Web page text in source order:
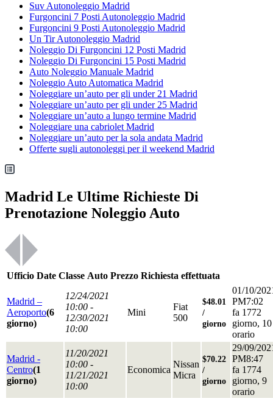
Suv Autonoleggio Madrid
Furgoncini 7 Posti Autonoleggio Madrid
Furgoncini 9 Posti Autonoleggio Madrid
Un Tir Autonoleggio Madrid
Noleggio Di Furgoncini 12 Posti Madrid
Noleggio Di Furgoncini 15 Posti Madrid
Auto Noleggio Manuale Madrid
Noleggio Auto Automatica Madrid
Noleggiare un’auto per gli under 21 Madrid
Noleggiare un’auto per gli under 25 Madrid
Noleggiare un’auto a lungo termine Madrid
Noleggiare una cabriolet Madrid
Noleggiare un’auto per la sola andata Madrid
Offerte sugli autonoleggi per il weekend Madrid
Madrid Le Ultime Richieste Di
Prenotazione Noleggio Auto
Ufficio Date Classe Auto Prezzo Richiesta effettuata
Madrid –
Aeroporto(6
giorno)
12/24/2021
10:00 -
12/30/2021
10:00
Mini
Fiat
500
$48.01
/
giorno
01/10/
PM7:02
fa 1772
giorno, 10
orario
Madrid -
Centro(1
giorno)
11/20/2021
10:00 -
11/21/2021
10:00
Economica
Nissan
Micra
$70.22
/
giorno
29/09/
PM8:47
fa 1774
giorno, 9
orario